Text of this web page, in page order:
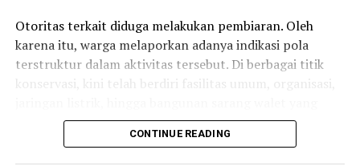
Editor : Tam
Post Views: 5,537
Otoritas terkait diduga melakukan pembiaran. Oleh
karena itu, warga melaporkan adanya indikasi pola
terstruktur dalam aktivitas tersebut. Di berbagai titik
konservasi, kini telah berdiri fasilitas umum, organisasi,
dianggap dilarang di kawasan lindung.
CONTINUE READING